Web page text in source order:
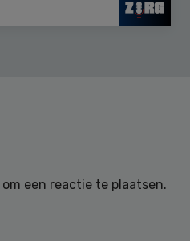
om een reactie te plaatsen.